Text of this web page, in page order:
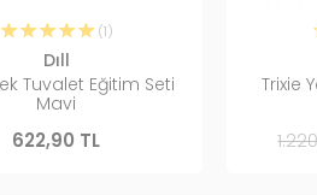
(1)
Dıll
Tuvalet Eğitim Seti
Mavi
622,90 TL
Trixie